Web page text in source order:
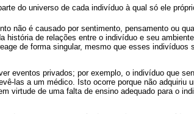
do universo de cada indivíduo à qual só ele
não é causado por sentimento, pensamento ou
história de relações entre o indivíduo e seu
de forma singular, mesmo que esses indivíduos
eventos privados; por exemplo, o indivíduo que
las a um médico. Isto ocorre porque não adquiriu
virtude de uma falta de ensino adequado para o